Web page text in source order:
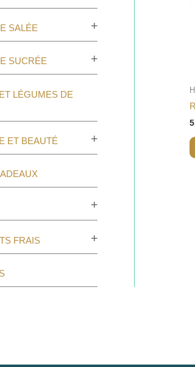
SALÉE
SUCRÉE
LÉGUMES DE
ET BEAUTÉ
FRAIS